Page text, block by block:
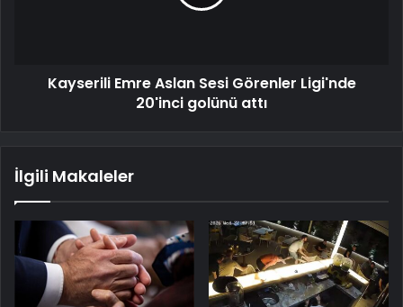
Kayserili Emre Aslan Sesi Görenler Ligi'nde
20'inci golünü attı
İlgili Makaleler